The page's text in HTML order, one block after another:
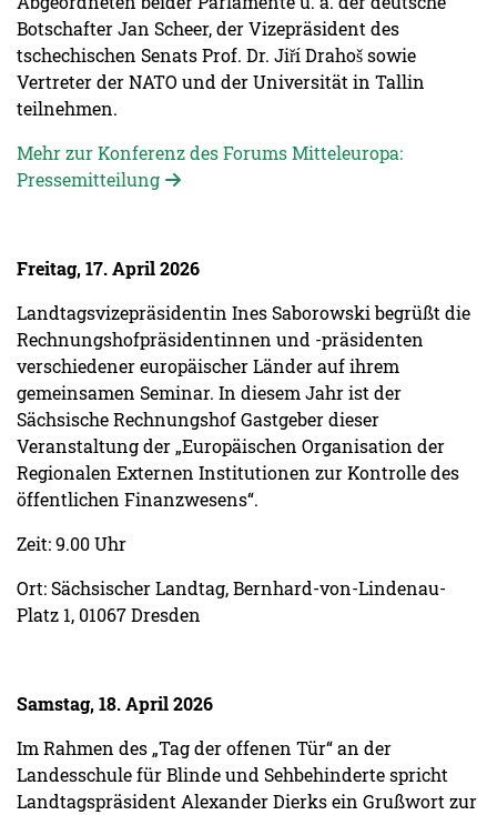
Botschafter Jan Scheer, der Vizepräsident des
tschechischen Senats Prof. Dr. Jiří Drahoš sowie
Vertreter der NATO und der Universität in Tallin
teilnehmen.
Mehr zur Konferenz des Forums Mitteleuropa:
Pressemitteilung
Freitag, 17. April 2026
Landtagsvizepräsidentin Ines Saborowski begrüßt die
Rechnungshofpräsidentinnen und -präsidenten
verschiedener europäischer Länder auf ihrem
gemeinsamen Seminar. In diesem Jahr ist der
Sächsische Rechnungshof Gastgeber dieser
Veranstaltung der „Europäischen Organisation der
Regionalen Externen Institutionen zur Kontrolle des
öffentlichen Finanzwesens“.
Zeit: 9.00 Uhr
Ort: Sächsischer Landtag, Bernhard-von-Lindenau-
Platz 1, 01067 Dresden
Samstag, 18. April 2026
Im Rahmen des „Tag der offenen Tür“ an der
Landesschule für Blinde und Sehbehinderte spricht
Landtagspräsident Alexander Dierks ein Grußwort zur